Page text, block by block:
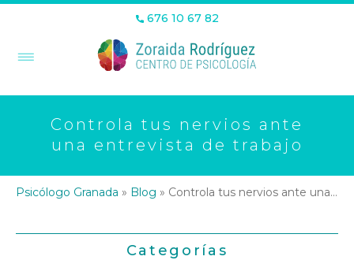
676 10 67 82
Controla tus nervios ante
una entrevista de trabajo
Psicólogo Granada » Blog » Controla tus nervios ante una entrevista de trabajo
Categorías